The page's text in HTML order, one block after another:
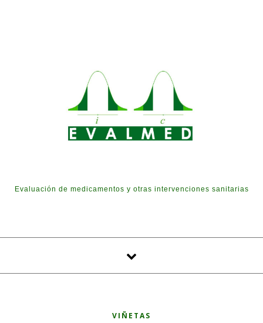
Evaluación de medicamentos y otras intervenciones sanitarias
VIÑETAS